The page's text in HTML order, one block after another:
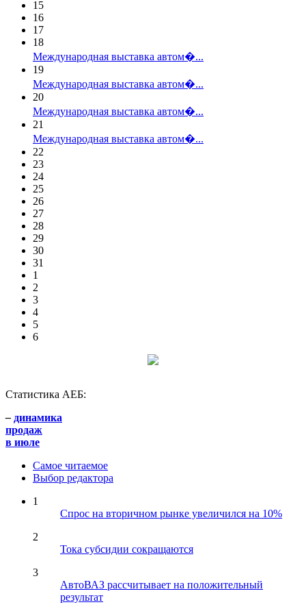
15
16
17
18
Международная выставка автом�...
19
Международная выставка автом�...
20
Международная выставка автом�...
21
Международная выставка автом�...
22
23
24
25
26
27
28
29
30
31
1
2
3
4
5
6
Статистика АЕБ:
– динамика
продаж
в июле
Самое читаемое
Выбор редактора
1
Спрос на вторичном рынке увеличился на 10%
2
Тока субсидии сокращаются
3
АвтоВАЗ рассчитывает на положительный
результат